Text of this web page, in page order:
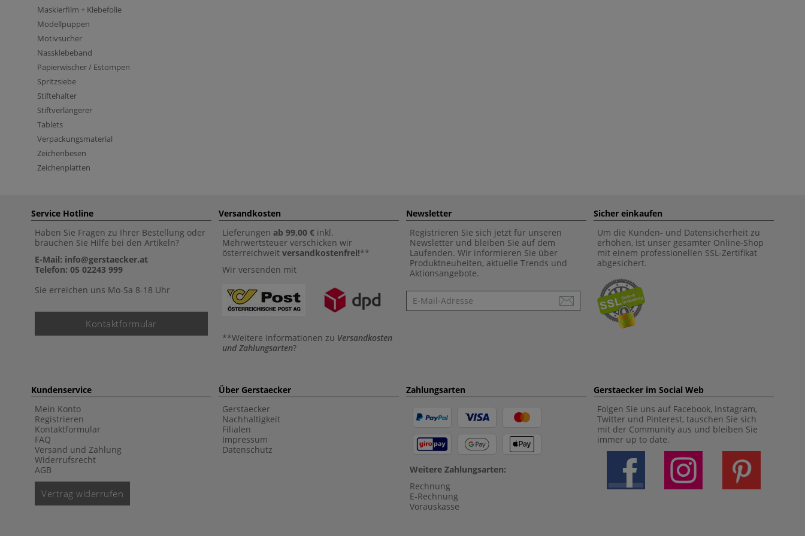
Maskierfilm + Klebefolie
Modellpuppen
Motivsucher
Nassklebeband
Papierwischer / Estompen
Spritzsiebe
Stiftehalter
Stiftverlängerer
Tablets
Verpackungsmaterial
Zeichenbesen
Zeichenplatten
Service Hotline
Haben Sie Fragen zu Ihrer Bestellung oder
brauchen Sie Hilfe bei den Artikeln?
E-Mail: info@gerstaecker.at
Telefon: 05 02243 999
Sie erreichen uns Mo-Sa 8-18 Uhr
Kontaktformular
Versandkosten
Lieferungen ab 99,00 € inkl.
Mehrwertsteuer verschicken wir
österreichweit versandkostenfrei!**
Wir versenden mit
**Weitere Informationen zu Versandkosten
und Zahlungsarten?
Newsletter
Registrieren Sie sich jetzt für unseren
Newsletter und bleiben Sie auf dem
Laufenden. Wir informieren Sie über
Produktneuheiten, aktuelle Trends und
Aktionsangebote.
Newsletter
Sicher einkaufen
Um die Kunden- und Datensicherheit zu
erhöhen, ist unser gesamter Online-Shop
mit einem professionellen SSL-Zertifikat
abgesichert.
Kundenservice
Mein Konto
Registrieren
Kontaktformular
FAQ
Versand und Zahlung
Widerrufsrecht
AGB
Vertrag widerrufen
Über Gerstaecker
Gerstaecker
Nachhaltigkeit
Filialen
Impressum
Datenschutz
Zahlungsarten
Weitere Zahlungsarten:
Rechnung
E-Rechnung
Vorauskasse
Gerstaecker im Social Web
Folgen Sie uns auf Facebook, Instagram,
Twitter und Pinterest, tauschen Sie sich
mit der Community aus und bleiben Sie
immer up to date.